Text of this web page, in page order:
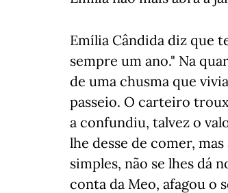
Emília Cândida diz que
sempre um ano." Na
de uma chusma que
passeio. O carteiro
a confundiu, talvez o
lhe desse de comer,
simples, não se lhes dá
conta da Meo, afagou o